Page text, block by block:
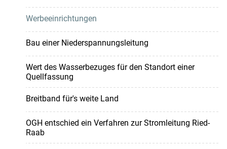
Werbeeinrichtungen
Bau einer Niederspannungsleitung
Wert des Wasserbezuges für den Standort einer
Quellfassung
Breitband für's weite Land
OGH entschied ein Verfahren zur Stromleitung Ried-
Raab